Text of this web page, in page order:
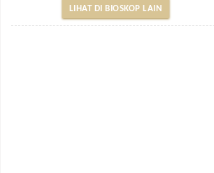
LIHAT DI BIOSKOP LAIN